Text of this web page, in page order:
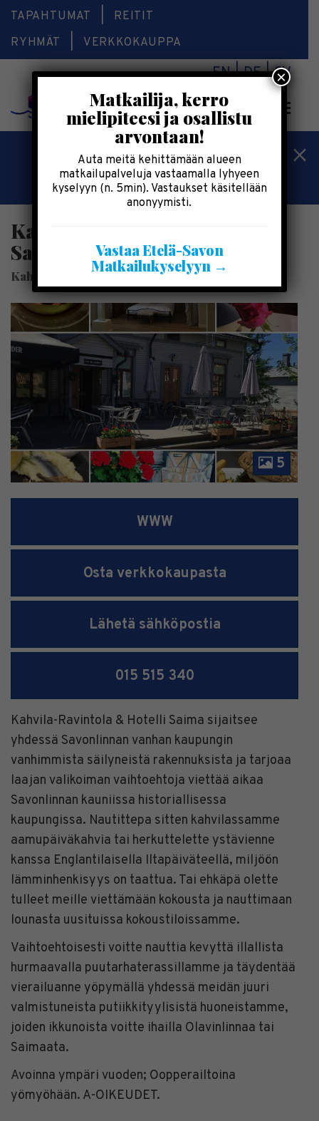
TAPAHTUMAT
REITIT
RYHMÄT
VERKKOKAUPPA
EN DE SV
Kesälomatärpit »
Saimaalla-kesälehti »
Kahvila-Ravintola & Hotelli
Saima
Kahvila-Ravintola & Hotelli Saima
5
WWW
Osta verkkokaupasta
Lähetä sähköpostia
015 515 340
Kahvila-Ravintola & Hotelli Saima sijaitsee
yhdessä Savonlinnan vanhan kaupungin
vanhimmista säilyneistä rakennuksista ja tarjoaa
laajan valikoiman vaihtoehtoja viettää aikaa
Savonlinnan kauniissa historiallisessa
kaupungissa. Nautittepa sitten kahvilassamme
aamupäiväkahvia tai herkuttelette ystävienne
kanssa Englantilaisella Iltapäiväteellä, miljöön
lämminhenkisyys on taattua. Tai ehkäpä olette
tulleet meille viettämään kokousta ja nauttimaan
lounasta uusituissa kokoustiloissamme.
Vaihtoehtoisesti voitte nauttia kevyttä illallista
hurmaavalla puutarhaterassillamme ja täydentää
vierailuanne yöpymällä yhdessä meidän juuri
valmistuneista putiikkityylisistä huoneistamme,
joiden ikkunoista voitte ihailla Olavinlinnaa tai
Saimaata.
Avoinna ympäri vuoden; Oopperailtoina
yömyöhään. A-OIKEUDET.
Matkailija, kerro
mielipiteesi ja osallistu
arvontaan!
Auta meitä kehittämään alueen
matkailupalveluja vastaamalla lyhyeen
kyselyyn (n. 5min). Vastaukset käsitellään
anonyymisti.
Vastaa Etelä-Savon
Matkailukyselyyn →
×